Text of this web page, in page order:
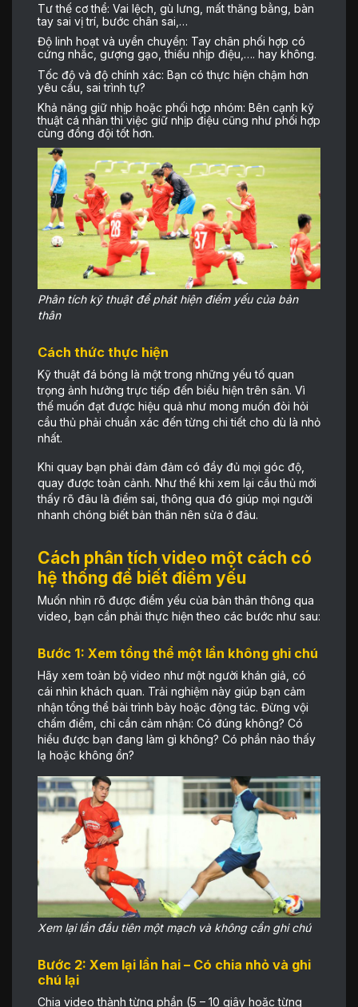
Tư thế cơ thể: Vai lệch, gù lưng, mất thăng bằng, bàn
tay sai vị trí, bước chân sai,…
Độ linh hoạt và uyển chuyển: Tay chân phối hợp có
cứng nhắc, gượng gạo, thiếu nhịp điệu,…. hay không.
Tốc độ và độ chính xác: Bạn có thực hiện chậm hơn
yêu cầu, sai trình tự?
Khả năng giữ nhịp hoặc phối hợp nhóm: Bên cạnh kỹ
thuật cá nhân thì việc giữ nhịp điệu cũng như phối hợp
cùng đồng đội tốt hơn.
Phân tích kỹ thuật để phát hiện điểm yếu của bản
thân
Cách thức thực hiện
Kỹ thuật đá bóng là một trong những yếu tố quan
trọng ảnh hưởng trực tiếp đến biểu hiện trên sân. Vì
thế muốn đạt được hiệu quả như mong muốn đòi hỏi
cầu thủ phải chuẩn xác đến từng chi tiết cho dù là nhỏ
nhất.
Khi quay bạn phải đảm đảm có đầy đủ mọi góc độ,
quay được toàn cảnh. Như thế khi xem lại cầu thủ mới
thấy rõ đâu là điểm sai, thông qua đó giúp mọi người
nhanh chóng biết bản thân nên sửa ở đâu.
Cách phân tích video một cách có
hệ thống để biết điểm yếu
Muốn nhìn rõ được điểm yếu của bản thân thông qua
video, bạn cần phải thực hiện theo các bước như sau:
Bước 1: Xem tổng thể một lần không ghi chú
Hãy xem toàn bộ video như một người khán giả, có
cái nhìn khách quan. Trải nghiệm này giúp bạn cảm
nhận tổng thể bài trình bày hoặc động tác. Đừng vội
chấm điểm, chỉ cần cảm nhận: Có đúng không? Có
hiểu được bạn đang làm gì không? Có phần nào thấy
lạ hoặc không ổn?
Xem lại lần đầu tiên một mạch và không cần ghi chú
Bước 2: Xem lại lần hai – Có chia nhỏ và ghi
chú lại
Chia video thành từng phần (5 – 10 giây hoặc từng